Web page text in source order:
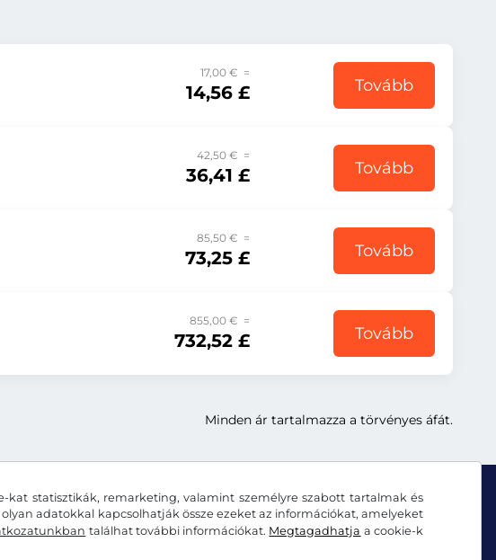
kat statisztikák, remarketing, valamint személyre szabott tartalmak és
adatokkal kapcsolhatják össze ezeket az információkat, amelyeket
találhat további információkat. Megtagadhatja a cookie-k
17,00 € =
14,56 £ Tovább
42,50 € =
36,41 £ Tovább
85,50 € =
73,25 £ Tovább
855,00 € =
732,52 £ Tovább
Minden ár tartalmazza a törvényes áfát.